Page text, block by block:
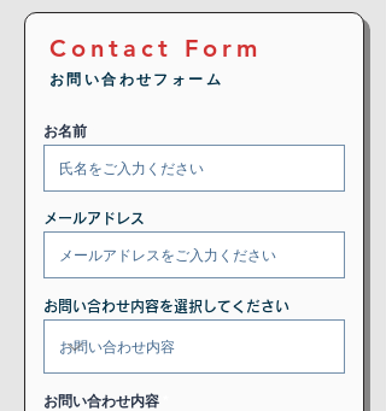
Contact Form
お問い合わせフォーム
お名前
メールアドレス
お問い合わせ内容を選択してください
お問い合わせ内容